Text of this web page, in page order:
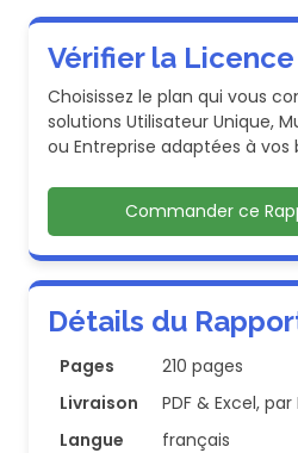
Vérifier la Licence
Choisissez le plan qui vous
solutions Utilisateur Unique,
ou Entreprise adaptées à vos
Commander ce
Détails du
Pages
210 pages
Livraison
PDF & Excel,
Langue
français